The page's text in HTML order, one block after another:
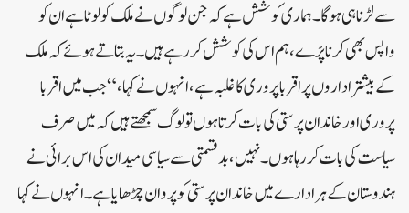
سے لڑنا ہی ہو گا۔ ہماری کوشش ہے کہ جن لوگوں نے ملک کو لوٹا ہے ان کو
واپس بھی کرنا پڑے، ہم اس کی کوشش کر رہے ہیں۔یہ بتاتے ہوئے کہ ملک
کے بیشتر اداروں پر اقربا پروری کا غلبہ ہے، انہوں نے کہا، “جب میں اقربا
پروری اور خاندان پرستی کی بات کرتا ہوں تو لوگ سمجھتے ہیں کہ میں صرف
سیاست کی بات کر رہا ہوں۔ نہیں، بدقسمتی سے سیاسی میدان کی اس برائی نے
ہندوستان کے ہر ادارے میں خاندان پرستی کو پروان چڑھایا ہے۔انہوں نے کہا